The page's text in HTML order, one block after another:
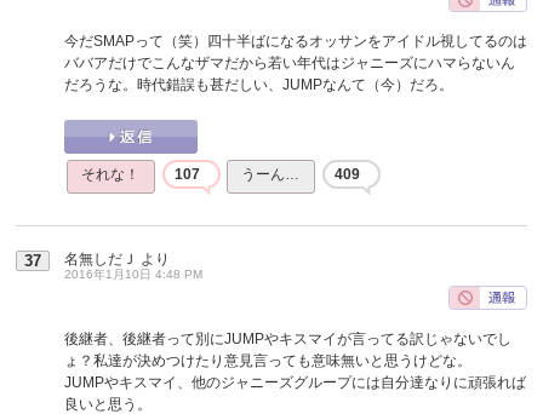
今だSMAPって（笑）四十半ばになるオッサンをアイドル視してるのは
ババアだけでこんなザマだから若い年代はジャニーズにハマらないん
だろうな。時代錯誤も甚だしい、JUMPなんて（今）だろ。
それな！ 107 うーん… 409
37 名無しだＪ より
2016年1月10日 4:48 PM
後継者、後継者って別にJUMPやキスマイが言ってる訳じゃないでし
ょ？私達が決めつけたり意見言っても意味無いと思うけどな。
JUMPやキスマイ、他のジャニーズグループには自分達なりに頑張れば
良いと思う。